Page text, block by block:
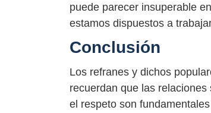
puede parecer insuperable
estamos dispuestos a
Conclusión
Los refranes y dichos
recuerdan que las
el respeto son